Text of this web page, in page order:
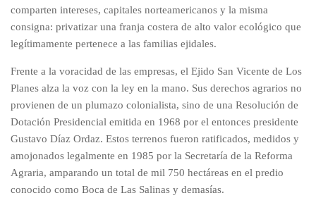
comparten intereses, capitales norteamericanos y la misma
consigna: privatizar una franja costera de alto valor ecológico que
legítimamente pertenece a las familias ejidales.
Frente a la voracidad de las empresas, el Ejido San Vicente de Los
Planes alza la voz con la ley en la mano. Sus derechos agrarios no
provienen de un plumazo colonialista, sino de una Resolución de
Dotación Presidencial emitida en 1968 por el entonces presidente
Gustavo Díaz Ordaz. Estos terrenos fueron ratificados, medidos y
amojonados legalmente en 1985 por la Secretaría de la Reforma
Agraria, amparando un total de mil 750 hectáreas en el predio
conocido como Boca de Las Salinas y demasías.